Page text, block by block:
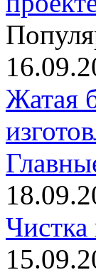
Жатая
Чистка